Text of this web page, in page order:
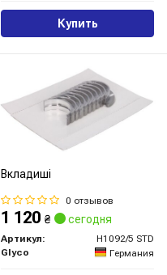
Купить
Вкладиші
0 отзывов
1 120 ₴ сегодня
Артикул:
H1092/5 STD
Glyco
Германия